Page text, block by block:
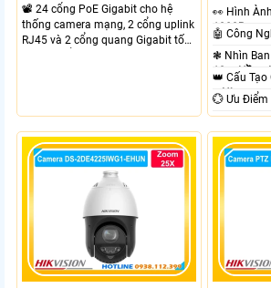
📽 24 cổng PoE Gigabit cho hệ
thống camera mạng, 2 cổng uplink
RJ45 và 2 cổng quang Gigabit tốc
️👀 Hình
1080P .
10m Hồng
👑 Cấu
+ Nhựa.